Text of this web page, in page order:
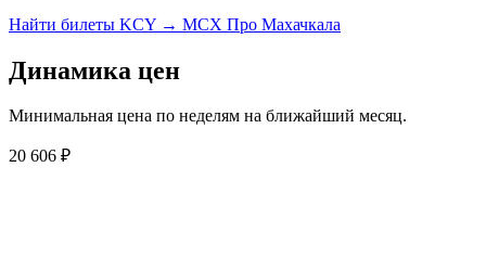
Найти билеты KCY → MCX Про Махачкала
Динамика цен
Минимальная цена по неделям на ближайший месяц.
20 606 ₽